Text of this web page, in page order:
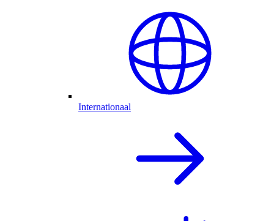
Internationaal